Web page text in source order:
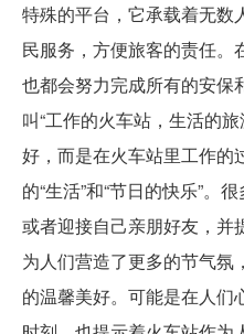
特殊的平台，它承载着无数
民服务，方便旅客的责任。
也都会努力完成所有的安保
叫“工作的火车站，生活的
好，而是在火车站里工作的
的“生活”和“节日的快乐”。
或者迎接自己亲朋好友，并
为人们营造了更多的节气氛
的温馨美好。可能是在人们